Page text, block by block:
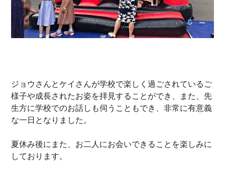
ジョウさんとケイさんが学校で楽しく過ごされているご
様子や成長されたお姿を拝見することができ、また、先
生方に学校でのお話しも伺うこともでき、非常に有意義
な一日となりました。
夏休み後にまた、お二人にお会いできることを楽しみに
しております。